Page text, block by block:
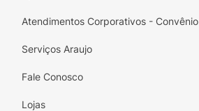
Atendimentos Corporativos - Convênio
Serviços Araujo
Fale Conosco
Lojas